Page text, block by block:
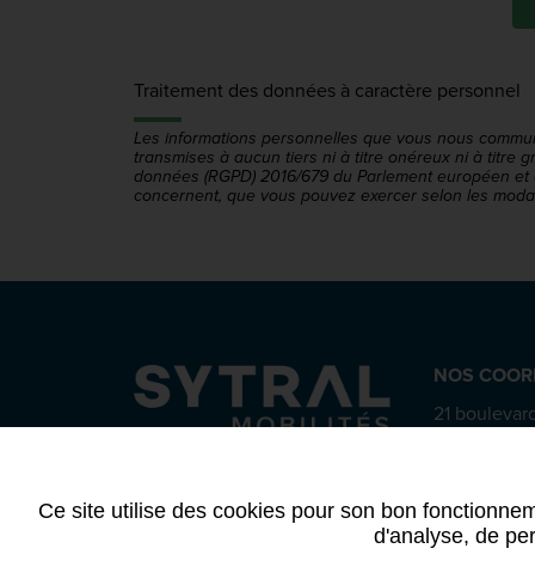
Ce site utilise des cookies pour son bon
d'analyse, de
Traitement des données à caractère personnel
Les informations personnelles que vous nous
transmises à aucun tiers ni à titre onéreux ni à titre
données (RGPD) 2016/679 du Parlement européen
concernent, que vous pouvez exercer selon les
NOS
21
04 72